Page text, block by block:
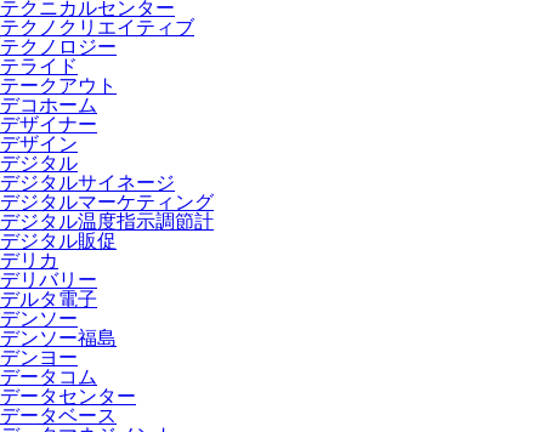
テクニカルセンター
テクノクリエイティブ
テクノロジー
テライド
テークアウト
デコホーム
デザイナー
デザイン
デジタル
デジタルサイネージ
デジタルマーケティング
デジタル温度指示調節計
デジタル販促
デリカ
デリバリー
デルタ電子
デンソー
デンソー福島
デンヨー
データコム
データセンター
データベース